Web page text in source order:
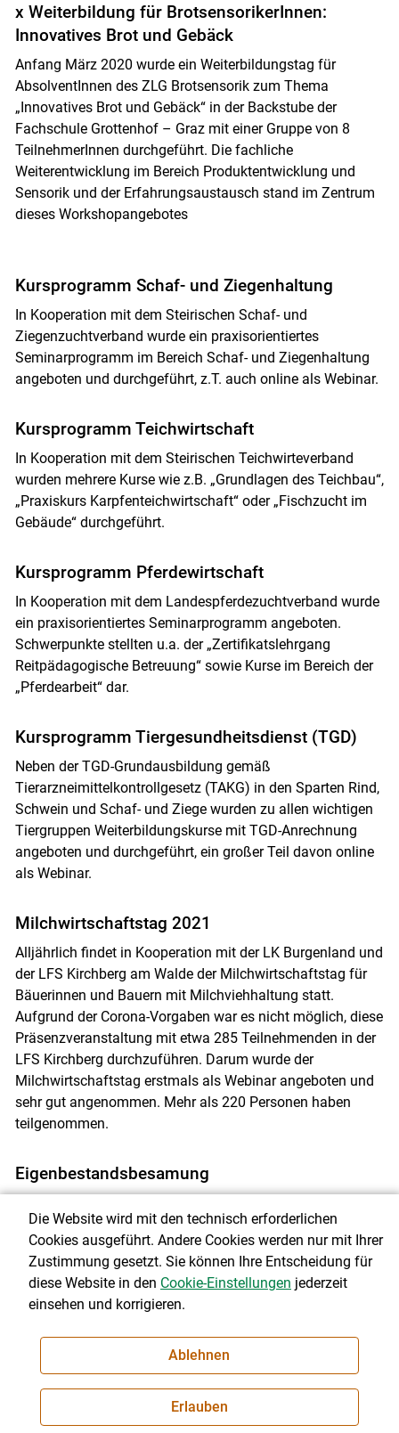
x Weiterbildung für BrotsensorikerInnen:
Innovatives Brot und Gebäck
Anfang März 2020 wurde ein Weiterbildungstag für
AbsolventInnen des ZLG Brotsensorik zum Thema
„Innovatives Brot und Gebäck“ in der Backstube der
Fachschule Grottenhof – Graz mit einer Gruppe von 8
TeilnehmerInnen durchgeführt. Die fachliche
Weiterentwicklung im Bereich Produktentwicklung und
Sensorik und der Erfahrungsaustausch stand im Zentrum
dieses Workshopangebotes
Kursprogramm Schaf- und Ziegenhaltung
In Kooperation mit dem Steirischen Schaf- und
Ziegenzuchtverband wurde ein praxisorientiertes
Seminarprogramm im Bereich Schaf- und Ziegenhaltung
angeboten und durchgeführt, z.T. auch online als Webinar.
Kursprogramm Teichwirtschaft
In Kooperation mit dem Steirischen Teichwirteverband
wurden mehrere Kurse wie z.B. „Grundlagen des Teichbau“,
„Praxiskurs Karpfenteichwirtschaft“ oder „Fischzucht im
Gebäude“ durchgeführt.
Kursprogramm Pferdewirtschaft
In Kooperation mit dem Landespferdezuchtverband wurde
ein praxisorientiertes Seminarprogramm angeboten.
Schwerpunkte stellten u.a. der „Zertifikatslehrgang
Reitpädagogische Betreuung“ sowie Kurse im Bereich der
„Pferdearbeit“ dar.
Kursprogramm Tiergesundheitsdienst (TGD)
Neben der TGD-Grundausbildung gemäß
Tierarzneimittelkontrollgesetz (TAKG) in den Sparten Rind,
Schwein und Schaf- und Ziege wurden zu allen wichtigen
Tiergruppen Weiterbildungskurse mit TGD-Anrechnung
angeboten und durchgeführt, ein großer Teil davon online
als Webinar.
Milchwirtschaftstag 2021
Alljährlich findet in Kooperation mit der LK Burgenland und
der LFS Kirchberg am Walde der Milchwirtschaftstag für
Bäuerinnen und Bauern mit Milchviehhaltung statt.
Aufgrund der Corona-Vorgaben war es nicht möglich, diese
Präsenzveranstaltung mit etwa 285 Teilnehmenden in der
LFS Kirchberg durchzuführen. Darum wurde der
Milchwirtschaftstag erstmals als Webinar angeboten und
sehr gut angenommen. Mehr als 220 Personen haben
teilgenommen.
Eigenbestandsbesamung
Landwirt:innen selber durchgeführt. Voraussetzung dafür
ist eine fundierte Ausbildung. Im Bildungsjahr 2020/2021
wurden 6 Ausbildungen angeboten, 5 wurden erfolgreich
durchgeführt. Für Personen, die die Ausbildung absolviert
haben, wurden 2 Praxistage angeboten, einer musste
unter tierärztlicher Anleitung nochmals die richtige
Durchführung der künstlichen Besamung zu üben.
Die Ausbildung zur/m Eigenbestandsbesamer:in beim
Die Website wird mit den technisch erforderlichen
Cookies ausgeführt. Andere Cookies werden nur mit Ihrer
Zustimmung gesetzt. Sie können Ihre Entscheidung für
diese Website in den Cookie-Einstellungen jederzeit
einsehen und korrigieren.
Ablehnen
Erlauben